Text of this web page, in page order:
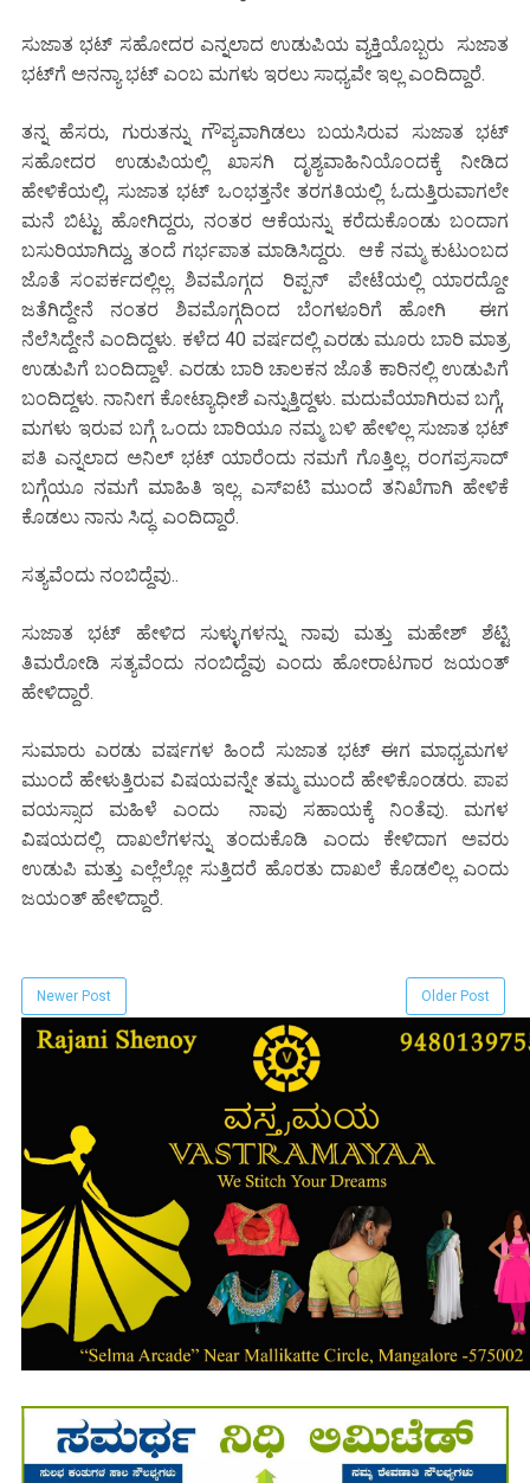
ಸುಜಾತ ಭಟ್ ಸಹೋದರ ಎನ್ನಲಾದ ಉಡುಪಿಯ ವ್ಯಕ್ತಿಯೊಬ್ಬರು ಸುಜಾತ
ಭಟ್‌ಗೆ ಅನನ್ಯಾ ಭಟ್ ಎಂಬ ಮಗಳು ಇರಲು ಸಾಧ್ಯವೇ ಇಲ್ಲ ಎಂದಿದ್ದಾರೆ.
ತನ್ನ ಹೆಸರು, ಗುರುತನ್ನು ಗೌಪ್ಯವಾಗಿಡಲು ಬಯಸಿರುವ ಸುಜಾತ ಭಟ್
ಸಹೋದರ ಉಡುಪಿಯಲ್ಲಿ ಖಾಸಗಿ ದೃಶ್ಯವಾಹಿನಿಯೊಂದಕ್ಕೆ ನೀಡಿದ
ಹೇಳಿಕೆಯಲ್ಲಿ, ಸುಜಾತ ಭಟ್ ಒಂಭತ್ತನೇ ತರಗತಿಯಲ್ಲಿ ಓದುತ್ತಿರುವಾಗಲೇ
ಮನೆ ಬಿಟ್ಟು ಹೋಗಿದ್ದರು, ನಂತರ ಆಕೆಯನ್ನು ಕರೆದುಕೊಂಡು ಬಂದಾಗ
ಬಸುರಿಯಾಗಿದ್ದು, ತಂದೆ ಗರ್ಭಪಾತ ಮಾಡಿಸಿದ್ದರು. ಆಕೆ ನಮ್ಮ ಕುಟುಂಬದ
ಜೊತೆ ಸಂಪರ್ಕದಲ್ಲಿಲ್ಲ. ಶಿವಮೊಗ್ಗದ ರಿಪ್ಪನ್ ಪೇಟೆಯಲ್ಲಿ ಯಾರದ್ದೋ
ಜತೆಗಿದ್ದೇನೆ ನಂತರ ಶಿವಮೊಗ್ಗದಿಂದ ಬೆಂಗಳೂರಿಗೆ ಹೋಗಿ ಈಗ
ನೆಲೆಸಿದ್ದೇನೆ ಎಂದಿದ್ದಳು. ಕಳೆದ 40 ವರ್ಷದಲ್ಲಿ ಎರಡು ಮೂರು ಬಾರಿ ಮಾತ್ರ
ಉಡುಪಿಗೆ ಬಂದಿದ್ದಾಳೆ. ಎರಡು ಬಾರಿ ಚಾಲಕನ ಜೊತೆ ಕಾರಿನಲ್ಲಿ ಉಡುಪಿಗೆ
ಬಂದಿದ್ದಳು. ನಾನೀಗ ಕೋಟ್ಯಾಧೀಶೆ ಎನ್ನುತ್ತಿದ್ದಳು. ಮದುವೆಯಾಗಿರುವ ಬಗ್ಗೆ,
ಮಗಳು ಇರುವ ಬಗ್ಗೆ ಒಂದು ಬಾರಿಯೂ ನಮ್ಮ ಬಳಿ ಹೇಳಿಲ್ಲ ಸುಜಾತ ಭಟ್
ಪತಿ ಎನ್ನಲಾದ ಅನಿಲ್ ಭಟ್ ಯಾರೆಂದು ನಮಗೆ ಗೊತ್ತಿಲ್ಲ. ರಂಗಪ್ರಸಾದ್
ಬಗ್ಗೆಯೂ ನಮಗೆ ಮಾಹಿತಿ ಇಲ್ಲ. ಎಸ್‌ಐಟಿ ಮುಂದೆ ತನಿಖೆಗಾಗಿ ಹೇಳಿಕೆ
ಕೊಡಲು ನಾನು ಸಿದ್ಧ. ಎಂದಿದ್ದಾರೆ.
ಸತ್ಯವೆಂದು ನಂಬಿದ್ದೆವು..
ಸುಜಾತ ಭಟ್ ಹೇಳಿದ ಸುಳ್ಳುಗಳನ್ನು ನಾವು ಮತ್ತು ಮಹೇಶ್ ಶೆಟ್ಟಿ
ತಿಮರೋಡಿ ಸತ್ಯವೆಂದು ನಂಬಿದ್ದೆವು ಎಂದು ಹೋರಾಟಗಾರ ಜಯಂತ್
ಹೇಳಿದ್ದಾರೆ.
ಸುಮಾರು ಎರಡು ವರ್ಷಗಳ ಹಿಂದೆ ಸುಜಾತ ಭಟ್ ಈಗ ಮಾಧ್ಯಮಗಳ
ಮುಂದೆ ಹೇಳುತ್ತಿರುವ ವಿಷಯವನ್ನೇ ತಮ್ಮ ಮುಂದೆ ಹೇಳಿಕೊಂಡರು. ಪಾಪ
ವಯಸ್ಸಾದ ಮಹಿಳೆ ಎಂದು ನಾವು ಸಹಾಯಕ್ಕೆ ನಿಂತೆವು. ಮಗಳ
ವಿಷಯದಲ್ಲಿ ದಾಖಲೆಗಳನ್ನು ತಂದುಕೊಡಿ ಎಂದು ಕೇಳಿದಾಗ ಅವರು
ಉಡುಪಿ ಮತ್ತು ಎಲ್ಲೆಲ್ಲೋ ಸುತ್ತಿದರೆ ಹೊರತು ದಾಖಲೆ ಕೊಡಲಿಲ್ಲ ಎಂದು
ಜಯಂತ್ ಹೇಳಿದ್ದಾರೆ.
Newer Post Older Post